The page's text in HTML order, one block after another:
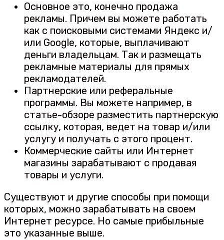
Основное это, конечно продажа
рекламы. Причем вы можете работать
как с поисковыми системами Яндекс и/
или Google, которые, выплачивают
деньги владельцам. Так и размещать
рекламные материалы для прямых
рекламодателей.
Партнерские или реферальные
программы. Вы можете например, в
статье-обзоре разместить партнерскую
ссылку, которая, ведет на товар и/или
услугу и получать с этого процент.
Коммерческие сайты или Интернет
магазины зарабатывают с продавая
товары и услуги.
Существуют и другие способы при помощи
которых, можно зарабатывать на своем
Интернет ресурсе. Но самые прибыльные
это указанные выше.